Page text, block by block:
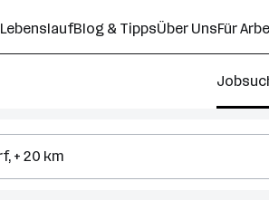
LebenslaufBlog & TippsÜber UnsFür